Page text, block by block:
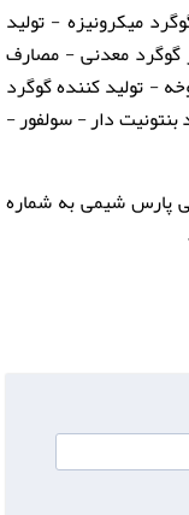
میکرونیزه - تولید
گوگرد معدنی - مصارف
- تولید کننده گوگرد
دار - سولفور -
پارس شیمی به شماره